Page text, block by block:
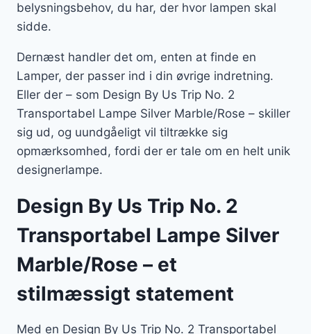
belysningsbehov, du har, der hvor lampen skal
sidde.
Dernæst handler det om, enten at finde en
Lamper, der passer ind i din øvrige indretning.
Eller der – som Design By Us Trip No. 2
Transportabel Lampe Silver Marble/Rose – skiller
sig ud, og uundgåeligt vil tiltrække sig
opmærksomhed, fordi der er tale om en helt unik
designerlampe.
Design By Us Trip No. 2
Transportabel Lampe Silver
Marble/Rose – et
stilmæssigt statement
Med en Design By Us Trip No. 2 Transportabel